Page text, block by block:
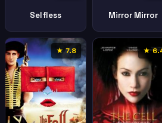
Selfless Mirror Mirror
★ 7.8 ★